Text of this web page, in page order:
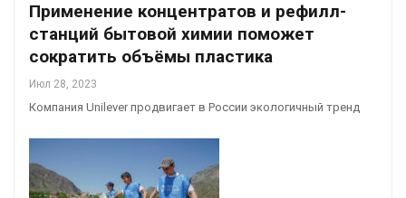
Применение концентратов и рефилл-
станций бытовой химии поможет
сократить объёмы пластика
Июл 28, 2023
Компания Unilever продвигает в России экологичный тренд